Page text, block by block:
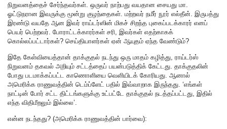
நிறுவனத்தைச் சேர்ந்தவர்கள். ஒருவர் நாற்பது வயதான சையது மா.
ஓட்டுநரான இவருக்கு மூன்று குழந்தைகள். மற்றவர் நமீர் நூர் எல்தீன். இருபத்து
இரண்டு வயதே ஆன இவர் ராய்டர்ஸின் மிகச் சிறந்த புகைப்படக்காரர் எனப்
பெயர் பெற்றவர். போராட்டக்காரர்கள் சரி, இவர்கள் எதற்காகக்
கொல்லப்பட்டார்கள்? செய்தியாளர்கள் ஏன் ஆயுதம் ஏந்த வேண்டும்?
இதே கேள்வியைத்தான் தாக்குதல் நடந்து ஒரு மாதம் கழித்து, ராய்டர்ஸ்
நிறுவனம் தகவல் அறியும் சட்டத்தைப் பயன்படுத்திக் கேட்டது. தாக்குதலின்
போது படமாக்கப்பட்ட காணொளியை வெளியிடக் கோரியது. ஆனால்
அமெரிக்க ராணுவத்தின் டெம்ப்ளேட் பதில் இவ்வாறாக இருந்தது. ‘எங்கள்
நாட்டின் போர் சட்ட திட்டங்களுக்கு உட்பட்டே தாக்குதல் நடத்தப்பட்டது, இதில்
எந்த விதிமீறலும் இல்லை’.
என்ன நடந்தது? (அமெரிக்க ராணுவத்தின் பார்வை):